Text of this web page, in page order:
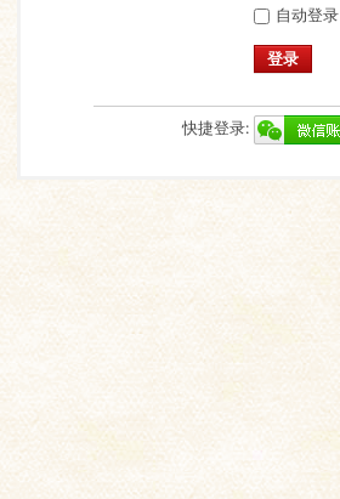
自动登录
登录
快捷登录: